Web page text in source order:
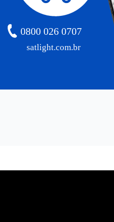
satlight.com.br
0800 026 0707